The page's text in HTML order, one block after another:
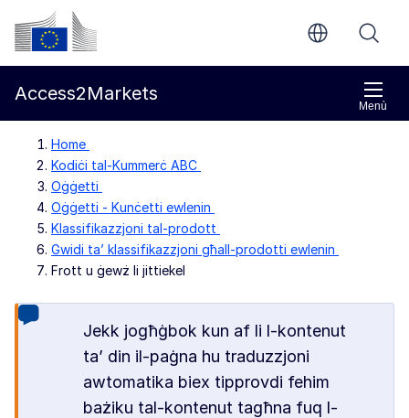
Mur għall-kontenut ewlieni
Kummissjoni Ewropea
Menù
Access2Markets
Home
Kodiċi tal-Kummerċ ABC
Oġġetti
Oġġetti - Kunċetti ewlenin
Klassifikazzjoni tal-prodott
Gwidi ta’ klassifikazzjoni għall-prodotti ewlenin
Frott u ġewż li jittiekel
Jekk jogħġbok kun af li l-kontenut
ta’ din il-paġna hu traduzzjoni
awtomatika biex tipprovdi fehim
bażiku tal-kontenut tagħna fuq l-